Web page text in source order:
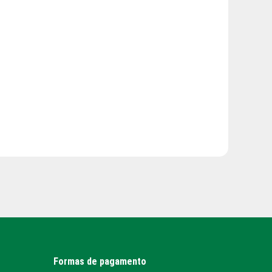
Formas de pagamento